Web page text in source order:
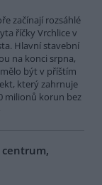
začínají rozsáhlé
říčky Vrchlice v
Hlavní stavební
na konci srpna,
být v příštím
který zahrnuje
milionů korun bez
centrum,